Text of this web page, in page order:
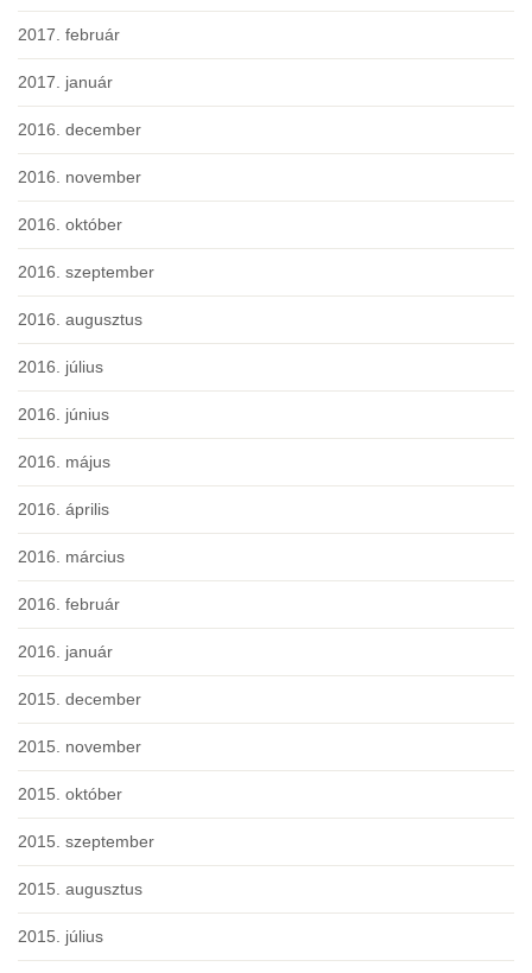
2017. február
2017. január
2016. december
2016. november
2016. október
2016. szeptember
2016. augusztus
2016. július
2016. június
2016. május
2016. április
2016. március
2016. február
2016. január
2015. december
2015. november
2015. október
2015. szeptember
2015. augusztus
2015. július